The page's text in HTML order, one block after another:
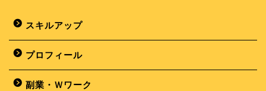
スキルアップ
プロフィール
副業・Ｗワーク